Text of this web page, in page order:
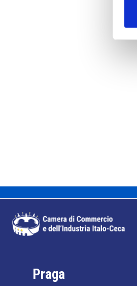
Praga